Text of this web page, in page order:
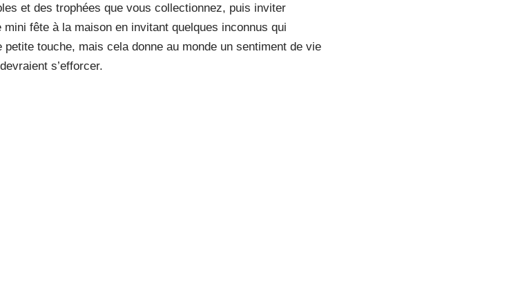
et des trophées que vous collectionnez, puis inviter
mini fête à la maison en invitant quelques inconnus qui
touche, mais cela donne au monde un sentiment de vie
s’efforcer.